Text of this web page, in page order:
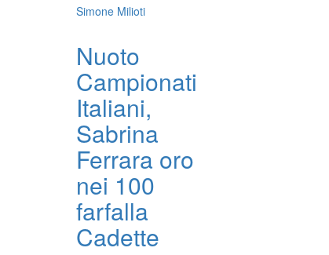
Simone Milioti
Nuoto
Campionati
Italiani,
Sabrina
Ferrara oro
nei 100
farfalla
Cadette